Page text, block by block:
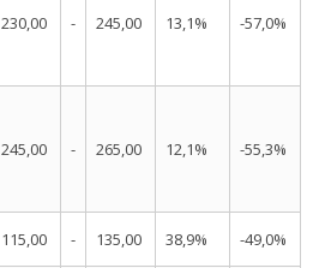
230,00 - 245,00 13,1% -57,0%
245,00 - 265,00 12,1% -55,3%
115,00 - 135,00 38,9%
-49,0%